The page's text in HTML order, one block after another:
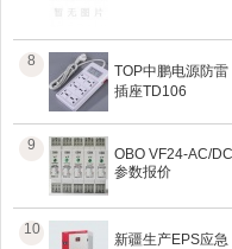
8
TOP中鹏电源防雷
插座TD106
9
OBO VF24-AC/DC
参数报价
10
新疆生产EPS应急